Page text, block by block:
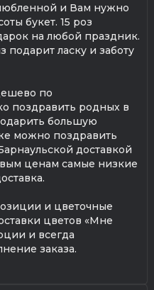
и Вам нужно
букет. 15 роз
на любой праздник.
ласку и заботу
по
поздравить родных в
большую
можно поздравить
доставкой
ценам самые низкие
и цветочные
цветов «Мне
и всегда
заказа.